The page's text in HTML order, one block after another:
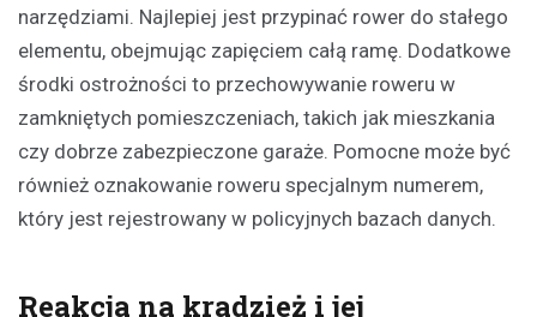
narzędziami. Najlepiej jest przypinać rower do stałego
elementu, obejmując zapięciem całą ramę. Dodatkowe
środki ostrożności to przechowywanie roweru w
zamkniętych pomieszczeniach, takich jak mieszkania
czy dobrze zabezpieczone garaże. Pomocne może być
również oznakowanie roweru specjalnym numerem,
który jest rejestrowany w policyjnych bazach danych.
Reakcja na kradzież i jej